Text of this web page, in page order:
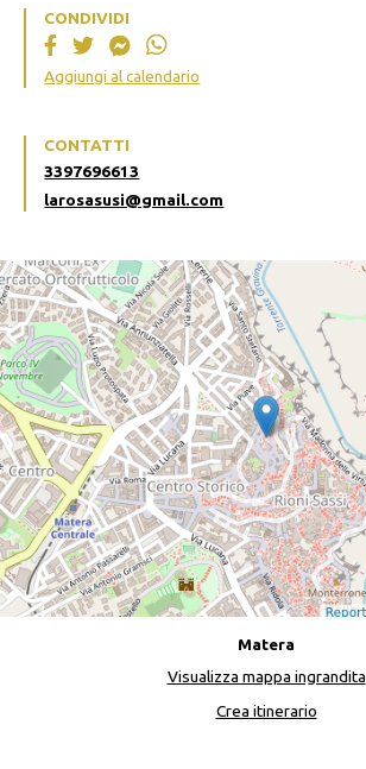
CONDIVIDI
Aggiungi al calendario
CONTATTI
3397696613
larosasusi@gmail.com
Matera
Visualizza mappa ingrandita
Crea itinerario